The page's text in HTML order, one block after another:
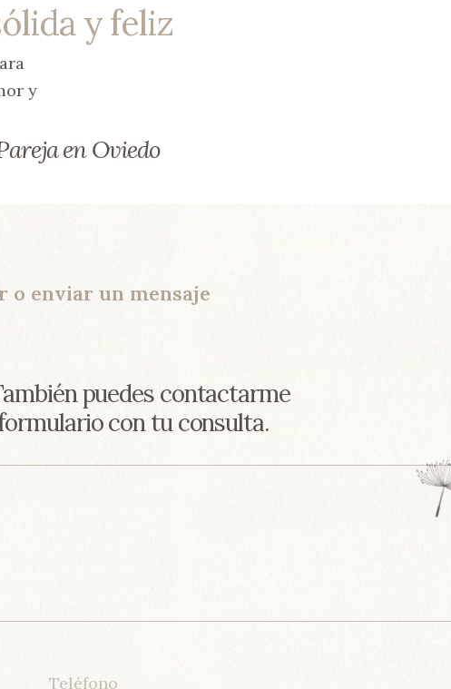
y feliz
y
en Oviedo
o enviar un mensaje
puedes contactarme
con tu consulta.